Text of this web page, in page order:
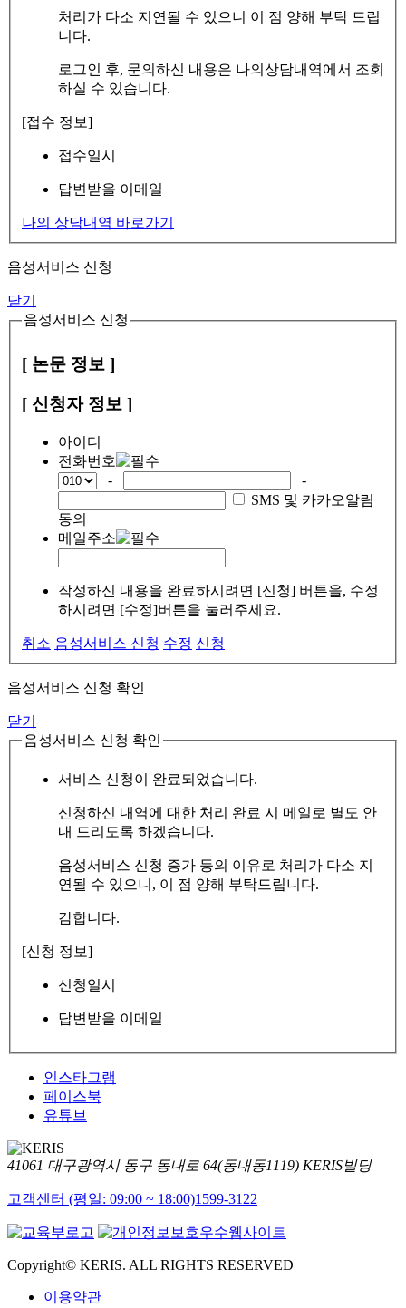
처리가 다소 지연될 수 있으니 이 점 양해 부탁 드립
니다.
로그인 후, 문의하신 내용은 나의상담내역에서 조회
하실 수 있습니다.
[접수 정보]
접수일시
답변받을 이메일
나의 상담내역 바로가기
음성서비스 신청
닫기
음성서비스 신청
[ 논문 정보 ]
[ 신청자 정보 ]
아이디
전화번호
-
-
SMS 및 카카오알림
동의
메일주소
작성하신 내용을 완료하시려면 [신청] 버튼을, 수정
하시려면 [수정]버튼을 눌러주세요.
취소 음성서비스 신청 수정 신청
음성서비스 신청 확인
닫기
음성서비스 신청 확인
서비스 신청이 완료되었습니다.
신청하신 내역에 대한 처리 완료 시 메일로 별도 안
내 드리도록 하겠습니다.
음성서비스 신청 증가 등의 이유로 처리가 다소 지
연될 수 있으니, 이 점 양해 부탁드립니다.
감합니다.
[신청 정보]
신청일시
답변받을 이메일
인스타그램
페이스북
유튜브
41061 대구광역시 동구 동내로 64(동내동1119) KERIS빌딩
고객센터 (평일: 09:00 ~ 18:00)1599-3122
Copyright© KERIS. ALL RIGHTS RESERVED
이용약관